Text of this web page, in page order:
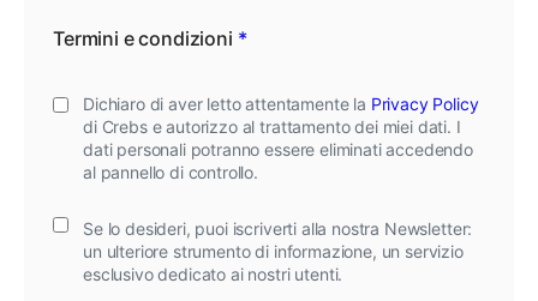
Termini e condizioni *
Dichiaro di aver letto attentamente la Privacy Policy
di Crebs e autorizzo al trattamento dei miei dati. I
dati personali potranno essere eliminati accedendo
al pannello di controllo.
Se lo desideri, puoi iscriverti alla nostra Newsletter:
un ulteriore strumento di informazione, un servizio
esclusivo dedicato ai nostri utenti.